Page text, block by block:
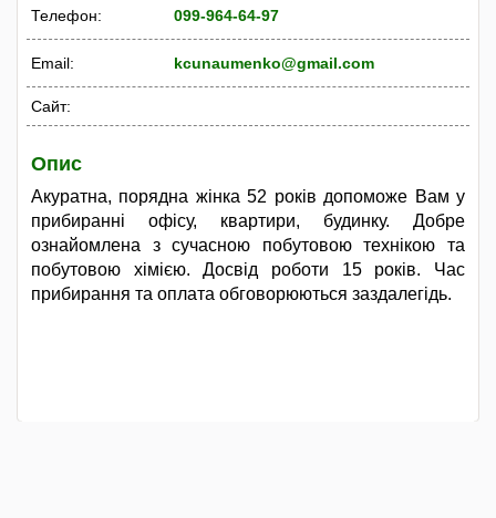
Телефон: 099-964-64-97
Email: kcunaumenko@gmail.com
Сайт:
Опис
Акуратна, порядна жінка 52 років допоможе Вам у
прибиранні офісу, квартири, будинку. Добре
ознайомлена з сучасною побутовою технікою та
побутовою хімією. Досвід роботи 15 років. Час
прибирання та оплата обговорюються заздалегідь.